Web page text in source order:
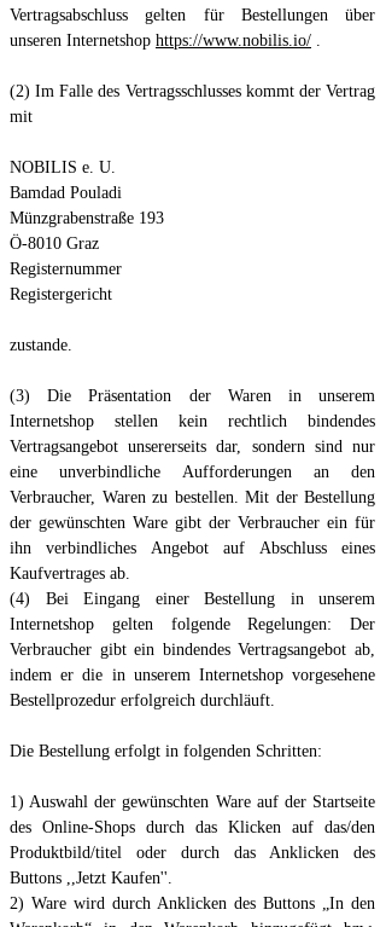
Vertragsabschluss gelten für Bestellungen über
unseren Internetshop https://www.nobilis.io/ .
(2) Im Falle des Vertragsschlusses kommt der Vertrag
mit
NOBILIS e. U.
Bamdad Pouladi
Münzgrabenstraße 193
Ö-8010 Graz
Registernummer
Registergericht
zustande.
(3) Die Präsentation der Waren in unserem
Internetshop stellen kein rechtlich bindendes
Vertragsangebot unsererseits dar, sondern sind nur
eine unverbindliche Aufforderungen an den
Verbraucher, Waren zu bestellen. Mit der Bestellung
der gewünschten Ware gibt der Verbraucher ein für
ihn verbindliches Angebot auf Abschluss eines
Kaufvertrages ab.
(4) Bei Eingang einer Bestellung in unserem
Internetshop gelten folgende Regelungen: Der
Verbraucher gibt ein bindendes Vertragsangebot ab,
indem er die in unserem Internetshop vorgesehene
Bestellprozedur erfolgreich durchläuft.
Die Bestellung erfolgt in folgenden Schritten:
1) Auswahl der gewünschten Ware auf der Startseite
des Online-Shops durch das Klicken auf das/den
Produktbild/titel oder durch das Anklicken des
Buttons ,,Jetzt Kaufen''.
2) Ware wird durch Anklicken des Buttons „In den